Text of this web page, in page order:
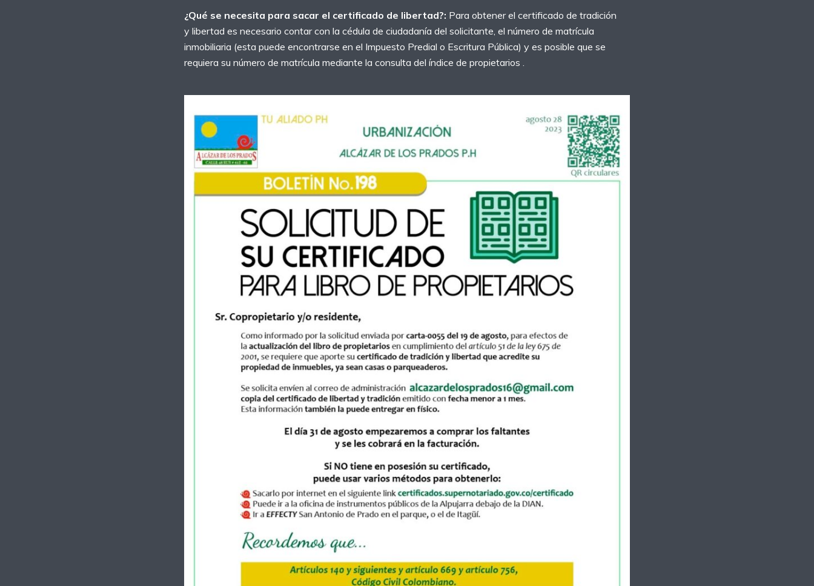
¿Qué se necesita para sacar el certificado de libertad?: Para obtener el certificado de tradición
y libertad es necesario contar con la cédula de ciudadanía del solicitante, el número de matrícula
inmobiliaria (esta puede encontrarse en el Impuesto Predial o Escritura Pública) y es posible que se
requiera su número de matrícula mediante la consulta del índice de propietarios .